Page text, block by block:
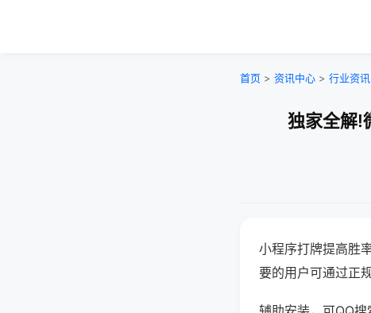
首页 > 资讯中心 > 行业资讯
独家全解!
小程序打牌提高胜
要的用户可通过正